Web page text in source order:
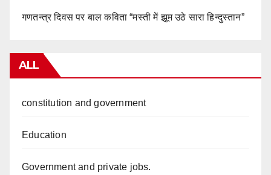
गणतन्त्र दिवस पर बाल कविता “मस्ती में झूम उठे सारा हिन्दुस्तान”
ALL
constitution and government
Education
Government and private jobs.